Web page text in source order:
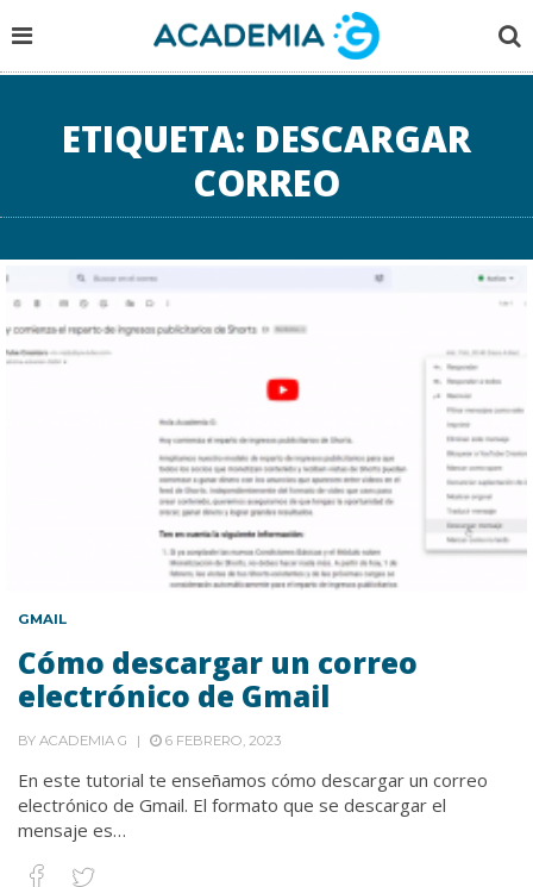
ETIQUETA: DESCARGAR
CORREO
GMAIL
Cómo descargar un correo
electrónico de Gmail
BY ACADEMIA G 6 FEBRERO, 2023
En este tutorial te enseñamos cómo descargar un correo
electrónico de Gmail. El formato que se descargar el
mensaje es…